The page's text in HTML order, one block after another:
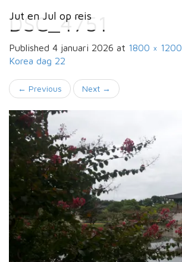
Jut en Jul op reis
Primary
Menu
Jut en Jul op reis
DSC_4751
Published 4 januari 2026 at 1800 × 1200
Korea dag 22
← Previous Next →